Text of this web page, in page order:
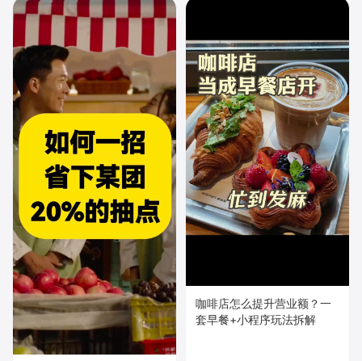
咖啡店怎么提升营业额？一
套早餐+小程序玩法拆解